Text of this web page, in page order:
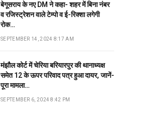
बेगूसराय के नए DM ने कहा- शहर में बिना नंबर
व रजिस्ट्रेशन वाले टेम्पो व ई-रिक्शा लगेगी
रोक…
SEPTEMBER 14, 2024 8:17 AM
मंझौल कोर्ट में चेरिया बरियारपुर की थानाध्यक्ष
समेत 12 के ऊपर परिवाद पत्र हुआ दायर, जानें-
पूरा मामला…
SEPTEMBER 6, 2024 8:42 PM